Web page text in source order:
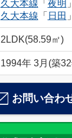
久大本線 「 夜明
久大本線 「 日田
2LDK(58.59㎡)
1994年 3月(築
お問い合わ